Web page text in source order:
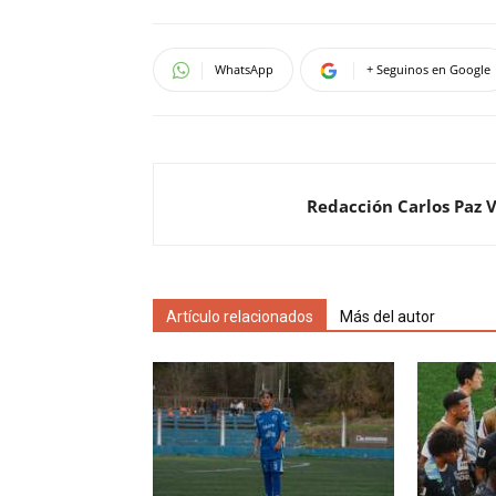
WhatsApp + Seguinos en Google
Redacción Carlos Paz
Artículo relacionados Más del autor